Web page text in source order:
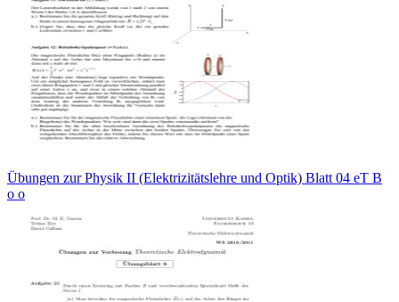
Übungen zur Physik II (Elektrizitätslehre und Optik) Blatt 04 eT B
о о